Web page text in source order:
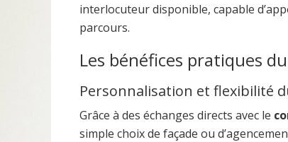
interlocuteur disponible, capable
parcours.
Les bénéfices pratiques
Personnalisation et flexibilité
Grâce à des échanges directs avec le
simple choix de façade ou